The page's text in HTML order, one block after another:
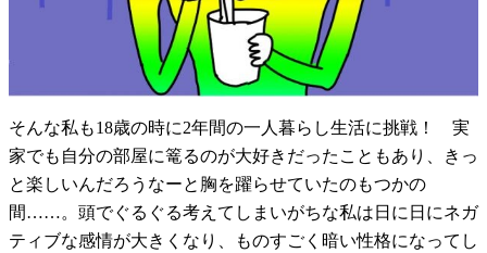
そんな私も18歳の時に2年間の一人暮らし生活に挑戦！ 実
家でも自分の部屋に篭るのが大好きだったこともあり、きっ
と楽しいんだろうなーと胸を躍らせていたのもつかの
間……。頭でぐるぐる考えてしまいがちな私は日に日にネガ
ティブな感情が大きくなり、ものすごく暗い性格になってし